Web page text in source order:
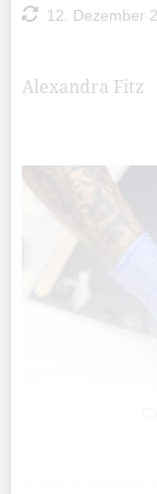
12. Dezember
Alexandra Fitz